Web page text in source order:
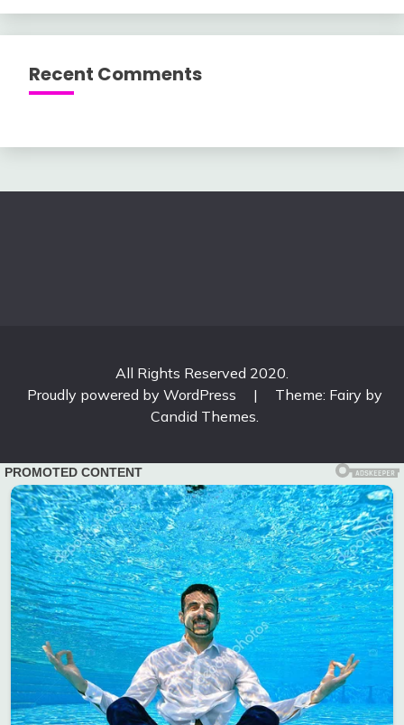
Recent Comments
All Rights Reserved 2020.
Proudly powered by WordPress
|
Theme: Fairy by
Candid Themes